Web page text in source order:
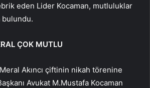
eden Lider Kocaman, mutluluklar
bulundu.
ÇOK MUTLU
Akıncı çiftinin nikah törenine
Avukat M.Mustafa Kocaman